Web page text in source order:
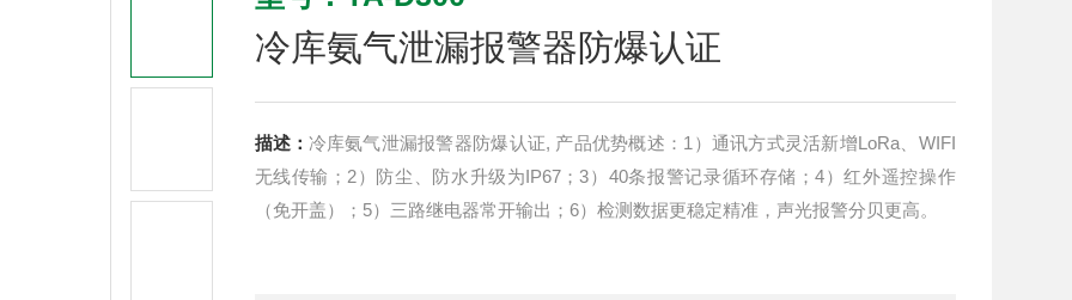
冷库氨气泄漏报警器防爆认证
描述： 冷库氨气泄漏报警器防爆认证, 产品优势概述：1）通讯方式灵活新增LoRa、WIFI
无线传输；2）防尘、防水升级为IP67；3）40条报警记录循环存储；4）红外遥控操作
（免开盖）；5）三路继电器常开输出；6）检测数据更稳定精准，声光报警分贝更高。